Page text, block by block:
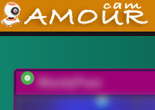
MandyPeas